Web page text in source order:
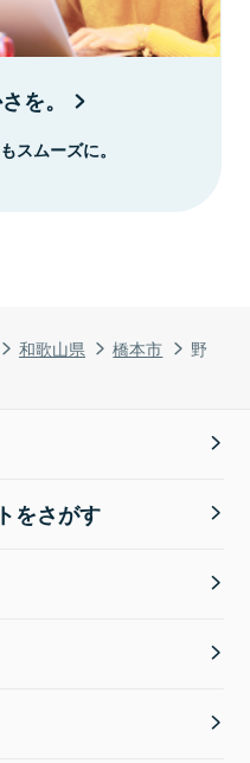
和歌山県 橋本市 野
を。
スムーズに。
をさがす